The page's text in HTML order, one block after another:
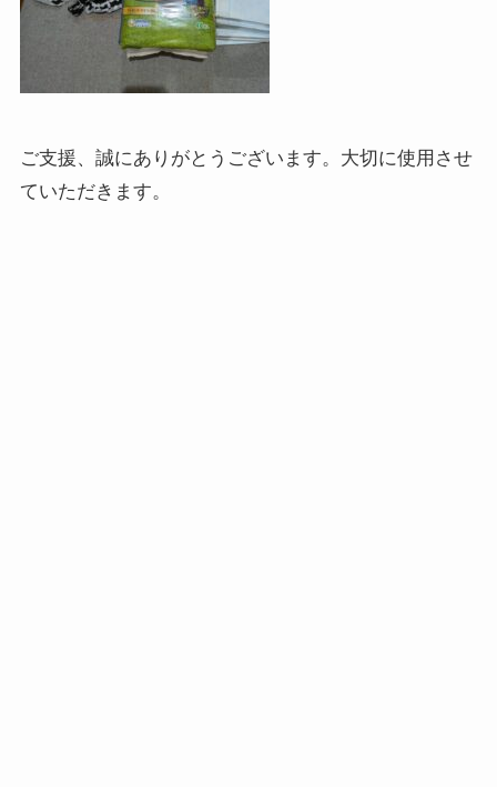
ご支援、誠にありがとうございます。大切に使用させ
ていただきます。